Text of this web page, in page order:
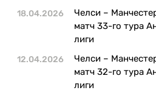
18.04.2026
Челси –
матч 33-го тура
лиги
12.04.2026
Челси –
матч 32-го тура
лиги